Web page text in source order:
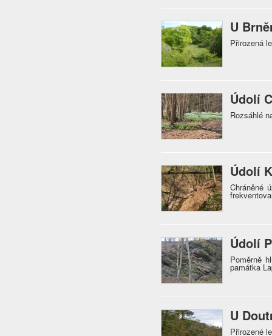
U
Přirozená
Údolí
Rozsáhlé
Údolí
Chráněné
Údolí
Poměrně
památka
U
Přirozené